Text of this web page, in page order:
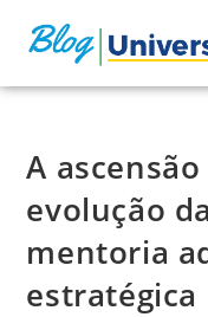
A
evolução
mentoria
estratégica